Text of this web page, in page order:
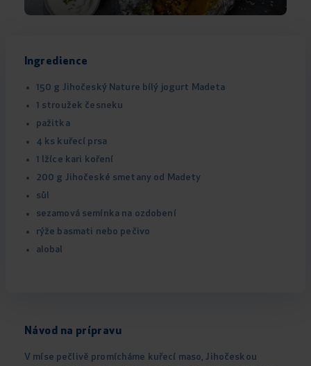
Ingredience
150 g Jihočeský Nature bílý jogurt Madeta
1 stroužek česneku
pažitka
4 ks kuřecí prsa
1 lžíce kari koření
200 g Jihočeské smetany od Madety
sůl
sezamová semínka na ozdobení
rýže basmati nebo pečivo
alobal
Návod na prípravu
V míse pečlivě promícháme kuřecí maso, Jihočeskou